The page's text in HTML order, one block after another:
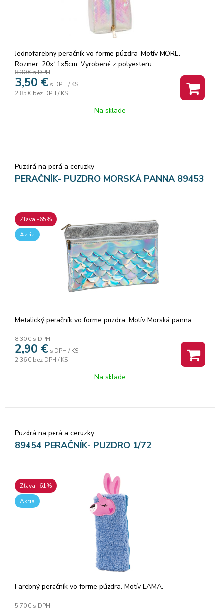
Jednofarebný peračník vo forme púzdra. Motív MORE.
Rozmer: 20x11x5cm. Vyrobené z polyesteru.
8,30 €s DPH
3,50 € s DPH / KS
2,85 € bez DPH / KS
Na sklade
Puzdrá na perá a ceruzky
PERAČNÍK- PUZDRO MORSKÁ PANNA 89453
Zľava -65%
Akcia
Metalický peračník vo forme púzdra. Motív Morská panna.
8,30 €s DPH
2,90 € s DPH / KS
2,36 € bez DPH / KS
Na sklade
Puzdrá na perá a ceruzky
89454 PERAČNÍK- PUZDRO 1/72
Zľava -61%
Akcia
Farebný peračník vo forme púzdra. Motív LAMA.
5,70 €s DPH